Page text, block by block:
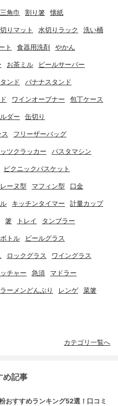
三角巾 割り箸 懐紙
りマット 水切りラック 洗い桶
ト 食器用洗剤 やかん
お茶ミル ビールサーバー
ンド バナナスタンド
ワインオープナー 包丁ケース
ダー 缶切り
フリーザーバッグ
ツクラッカー パスタマシン
ピクニックバスケット
ーヌ型 マフィン型 口金
キッチンタイマー 計量カップ
箸 トレイ タンブラー
トル ビールグラス
ロックグラス ワイングラス
チャー 急須 マドラー
ラーメンどんぶり レンゲ 菜箸
カテゴリ一覧へ
め記事
おすすめランキング52選！口コミ